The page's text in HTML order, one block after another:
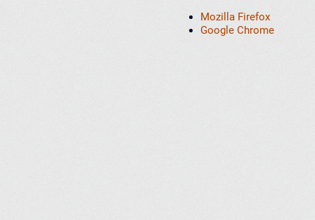
Mozilla Firefox
Google Chrome